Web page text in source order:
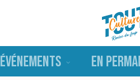
ÉVÉNEMENTS EN